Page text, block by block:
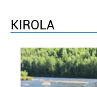
dezakezun ikusteko.
Lortu zure datu
buruzko
datuen atalean.
KIROLA